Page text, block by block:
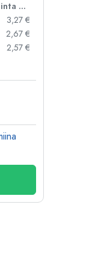
Hinta per kpl
3,27 €
2,67 €
2,57 €